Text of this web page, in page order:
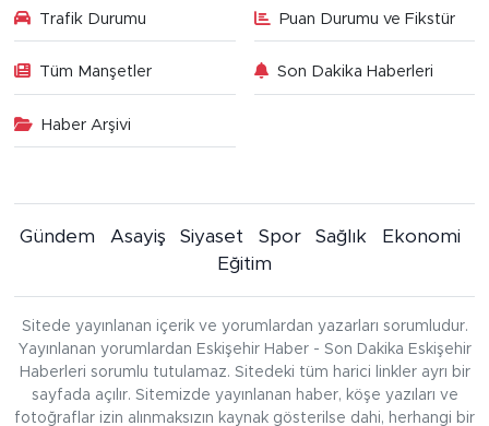
Trafik Durumu Puan Durumu ve Fikstür
Tüm Manşetler Son Dakika Haberleri
Haber Arşivi
Gündem Asayiş Siyaset Spor Sağlık
Ekonomi
Eğitim
Sitede yayınlanan içerik ve yorumlardan yazarları sorumludur.
Yayınlanan yorumlardan Eskişehir Haber - Son Dakika Eskişehir
Haberleri sorumlu tutulamaz. Sitedeki tüm harici linkler ayrı bir
sayfada açılır. Sitemizde yayınlanan haber, köşe yazıları ve
fotoğraflar izin alınmaksızın kaynak gösterilse dahi, herhangi bir